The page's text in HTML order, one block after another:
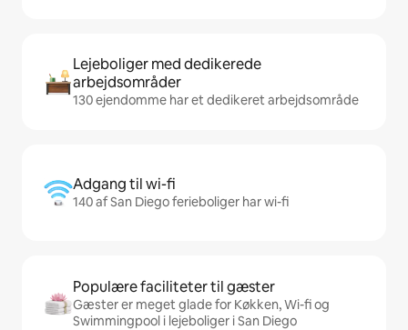
Lejeboliger med dedikerede
arbejdsområder
130 ejendomme har et dedikeret arbejdsområde
Adgang til wi-fi
140 af San Diego ferieboliger har wi-fi
Populære faciliteter til gæster
Gæster er meget glade for Køkken, Wi-fi og
Swimmingpool i lejeboliger i San Diego